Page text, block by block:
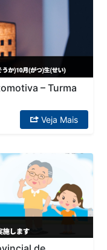
– Turma
Veja Mais